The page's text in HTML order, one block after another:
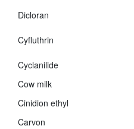
Dicloran
Cyfluthrin
Cyclanilide
Cow milk
Cinidion ethyl
Carvon